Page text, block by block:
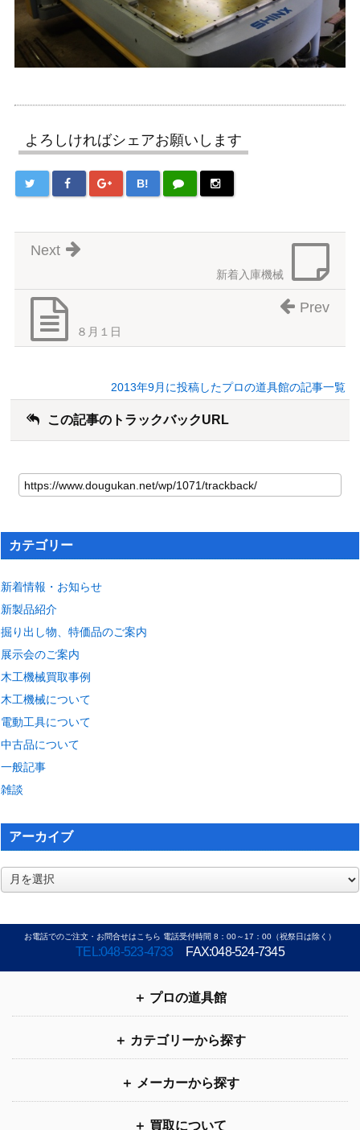
よろしければシェアお願いします
B!
新着入庫機械
Next
８月１日
Prev
2013年9月に投稿したプロの道具館の記事一覧
この記事のトラックバックURL
カテゴリー
新着情報・お知らせ
新製品紹介
掘り出し物、特価品のご案内
展示会のご案内
木工機械買取事例
木工機械について
電動工具について
中古品について
一般記事
雑談
アーカイブ
ア
ー
イ
お電話でのご注文・お問合せはこちら 電話受付時間 8：00～17：00（祝祭日は除く）
TEL:048-523-4733 FAX:048-524-7345
プロの道具館
カテゴリーから探す
メーカーから探す
買取について